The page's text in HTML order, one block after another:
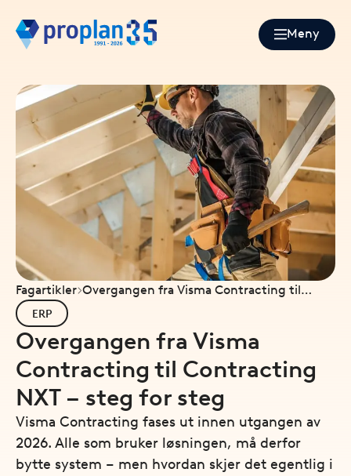
Meny
Fagartikler Overgangen fra Visma Contracting til
ERP
Overgangen fra Visma
Contracting til Contracting
NXT – steg for steg
Visma Contracting fases ut innen utgangen av
2026. Alle som bruker løsningen, må derfor
bytte system – men hvordan skjer det egentlig i